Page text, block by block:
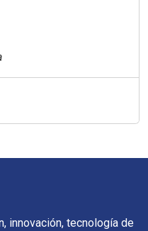
innovación, tecnología de